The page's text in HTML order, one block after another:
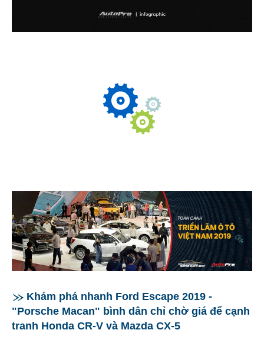
Khám phá nhanh Ford Escape 2019 -
"Porsche Macan" bình dân chỉ chờ giá để cạnh
tranh Honda CR-V và Mazda CX-5